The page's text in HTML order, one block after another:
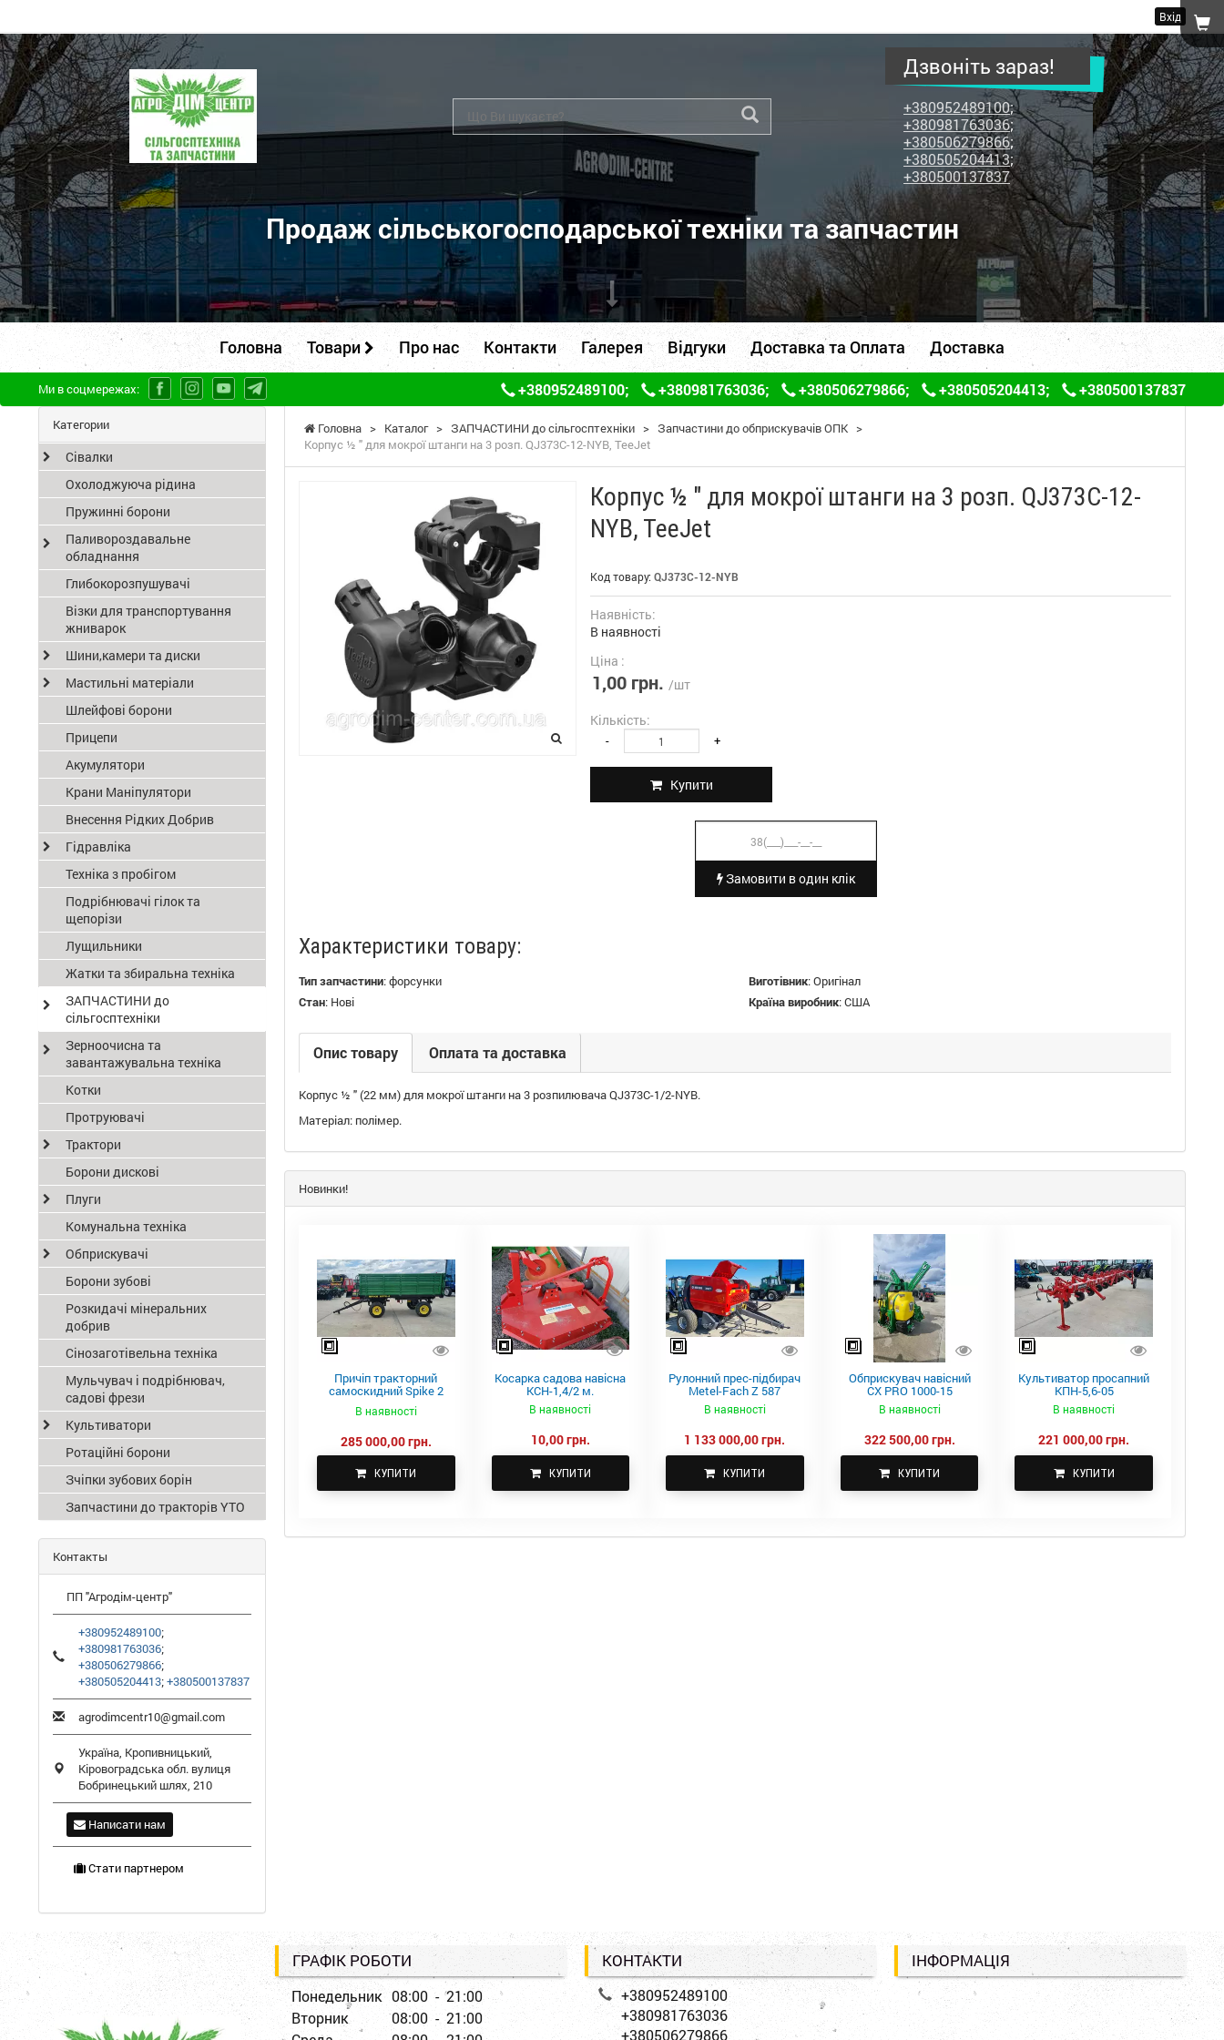
Вхід
ПП
"Агродім-
центр"
-
продаж
сільськогосподарської
техніки
та
запчастин
Дзвоніть зараз!
+380952489100;
+380981763036;
+380506279866;
+380505204413;
+380500137837
Продаж сільськогосподарської техніки та запчастин
Головна Товари Про нас Контакти Галерея Відгуки Доставка та Оплата Доставка
Ми в соцмережах: +380952489100; +380981763036; +380506279866; +380505204413; +380500137837
Головна > Каталог > ЗАПЧАСТИНИ до сільгосптехніки > Запчастини до обприскувачів ОПК >
Корпус ½ " для мокрої штанги на 3 розп. QJ373C-12-NYB, TeeJet
Корпус ½ " для мокрої штанги на 3 розп. QJ373C-12-
NYB, TeeJet
Код товару: QJ373C-12-NYB
Наявність:
В наявності
Ціна :
1,00 грн. /шт
Кількість:
- +
Купити
Замовити в один клік
Характеристики товару:
Тип запчастини:форсунки Виготівник:Оригінал
Стан: Нові Країна виробник:США
Опис товару Оплата та доставка
Корпус ½ " (22 мм) для мокрої штанги на 3 розпилювача QJ373C-1/2-NYB.
Матеріал: полімер.
Новинки!
Причіп тракторний
самоскидний Spike 2
В наявності
285 000,00 грн.
КУПИТИ
Косарка садова навісна
КСН-1,4/2 м.
В наявності
10,00 грн.
КУПИТИ
Рулонний прес-підбирач
Metel-Fach Z 587
В наявності
1 133 000,00 грн.
КУПИТИ
Обприскувач навісний
CX PRO 1000-15
В наявності
322 500,00 грн.
КУПИТИ
Культиватор просапний
КПН-5,6-05
В наявності
221 000,00 грн.
КУПИТИ
Категории
Сівалки
Охолоджуюча рідина
Пружинні борони
Паливороздавальне
обладнання
Глибокорозпушувачі
Візки для транспортування
жниварок
Шини,камери та диски
Мастильні матеріали
Шлейфові борони
Прицепи
Акумулятори
Крани Маніпулятори
Внесення Рідких Добрив
Гідравліка
Техніка з пробігом
Подрібнювачі гілок та
щепорізи
Лущильники
Жатки та збиральна техніка
ЗАПЧАСТИНИ до
сільгосптехніки
Зерноочисна та
завантажувальна техніка
Котки
Протруювачі
Трактори
Борони дискові
Плуги
Комунальна техніка
Обприскувачі
Борони зубові
Розкидачі мінеральних
добрив
Сінозаготівельна техніка
Мульчувач і подрібнювач,
садові фрези
Культиватори
Ротаційні борони
Зчіпки зубових борін
Запчастини до тракторів YTO
Контакты
ПП "Агродім-центр"
+380952489100;
+380981763036;
+380506279866;
+380505204413;+380500137837
agrodimcentr10@gmail.com
Україна, Кропивницький,
Кіровоградська обл. вулиця
Бобринецький шлях, 210
Написати нам
Стати партнером
ГРАФІК РОБОТИ
Понедельник 08:00 - 21:00
Вторник
08:00 - 21:00
КОНТАКТИ
+380952489100
+380981763036
+380506279866
ІНФОРМАЦІЯ